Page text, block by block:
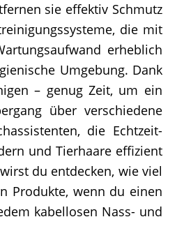
sie effektiv Schmutz
die mit
erheblich
Umgebung. Dank
– genug Zeit, um ein
über verschiedene
die Echtzeit-
und Tierhaare effizient
du entdecken, wie viel
Produkte, wenn du einen
kabellosen Nass- und